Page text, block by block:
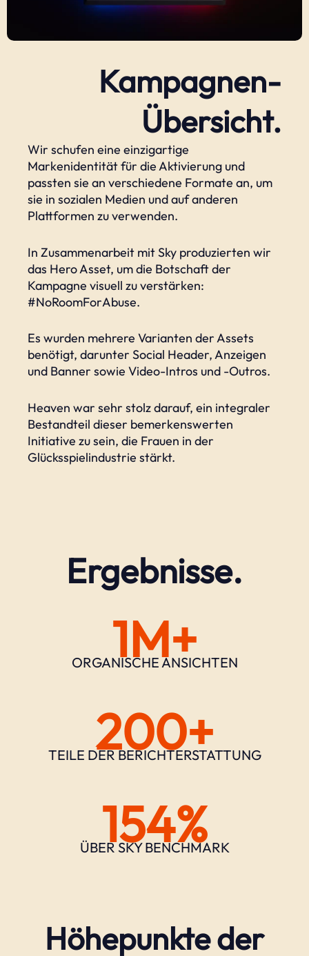
Kampagnen-
Übersicht.
Wir schufen eine einzigartige
Markenidentität für die Aktivierung und
passten sie an verschiedene Formate an, um
sie in sozialen Medien und auf anderen
Plattformen zu verwenden.
In Zusammenarbeit mit Sky produzierten wir
das Hero Asset, um die Botschaft der
Kampagne visuell zu verstärken:
#NoRoomForAbuse.
Es wurden mehrere Varianten der Assets
benötigt, darunter Social Header, Anzeigen
und Banner sowie Video-Intros und -Outros.
Heaven war sehr stolz darauf, ein integraler
Bestandteil dieser bemerkenswerten
Initiative zu sein, die Frauen in der
Glücksspielindustrie stärkt.
Ergebnisse.
1M+
ORGANISCHE ANSICHTEN
200+
TEILE DER BERICHTERSTATTUNG
154%
ÜBER SKY BENCHMARK
Höhepunkte der